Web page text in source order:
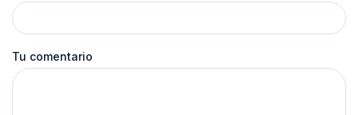
Tu comentario